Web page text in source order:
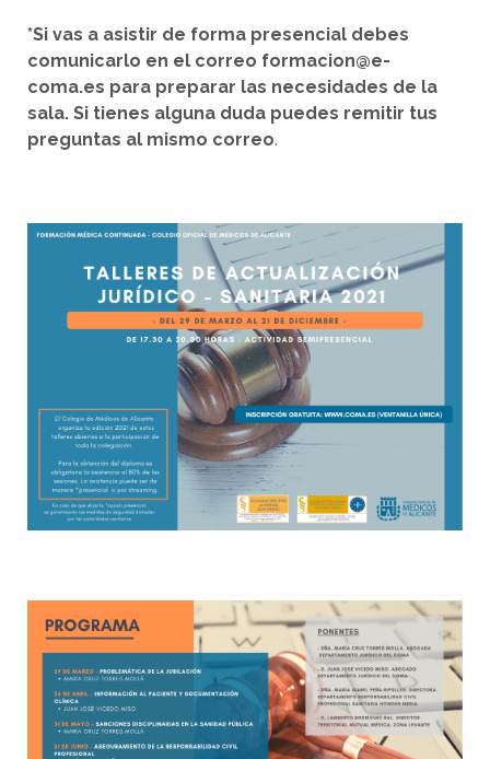
*Si vas a asistir de forma presencial debes
comunicarlo en el correo formacion@e-
coma.es para preparar las necesidades de la
sala. Si tienes alguna duda puedes remitir tus
preguntas al mismo correo.